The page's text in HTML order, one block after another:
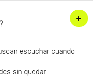
escuchar cuando
sin quedar